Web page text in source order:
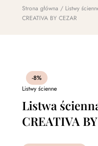
Strona główna / Listwy
CREATIVA BY CEZAR
-8%
Listwy ścienne
Listwa
CREATIVA